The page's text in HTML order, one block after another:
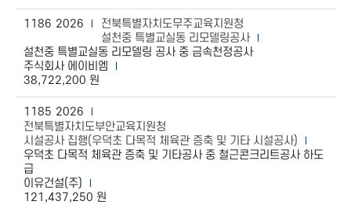
1186 2026
전북특별자치도무주교육지원청
설천중 특별교실동 리모델링공사
설천중 특별교실동 리모델링 공사 중 금속천정공사
주식회사 에이비엠
38,722,200 원
1185 2026
전북특별자치도부안교육지원청
시설공사 집행(우덕초 다목적 체육관 증축 및 기타 시설공사)
우덕초 다목적 체육관 증축 및 기타공사 중 철근콘크리트공사 하도
급
이유건설(주)
121,437,250 원